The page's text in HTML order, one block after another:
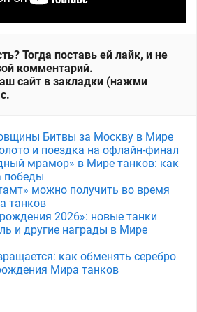
Тогда поставь ей лайк, и не
комментарий.
сайт в закладки (нажми
Битвы за Москву в Мире
и поездка на офлайн-финал
мрамор» в Мире танков: как
победы
можно получить во время
танков
2026»: новые танки
и другие награды в Мире
как обменять серебро
Мира танков